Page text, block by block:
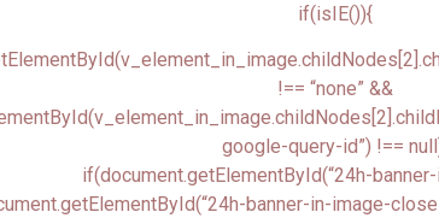
if(isIE()){
!== “none” &&
google-query-id”) !==
if(document.getElementById(“24h-
banner-in-image-